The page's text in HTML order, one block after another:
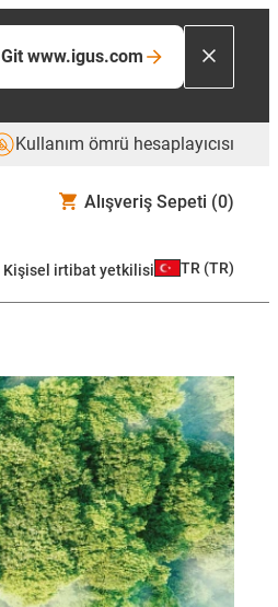
Git www.igus.com
Kullanım ömrü hesaplayıcısı
Alışveriş Sepeti (0)
Kişisel irtibat yetkilisi TR (TR)